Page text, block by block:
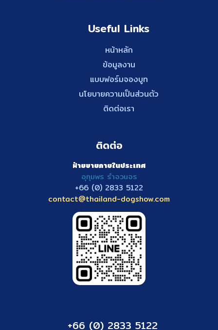
Useful Links
หน้าหลัก
ข้อมูลงาน
แบบฟอร์มจองบูท
นโยบายความเป็นส่วนตัว
ติดต่อเรา
ติดต่อ
ฝ่ายขายภายในประเทศ
อุทุมพร รำจวนจร
+66 (0) 2833 5122
contact@thailand-dogshow.com
+66 (0) 2833 5122